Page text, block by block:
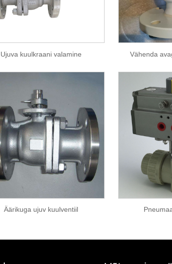
Ujuva kuulkraani valamine Vähenda
Äärikuga ujuv kuulventiil